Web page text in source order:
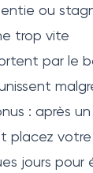
ou
trop vite
par le
: après
placez votre
jours pour